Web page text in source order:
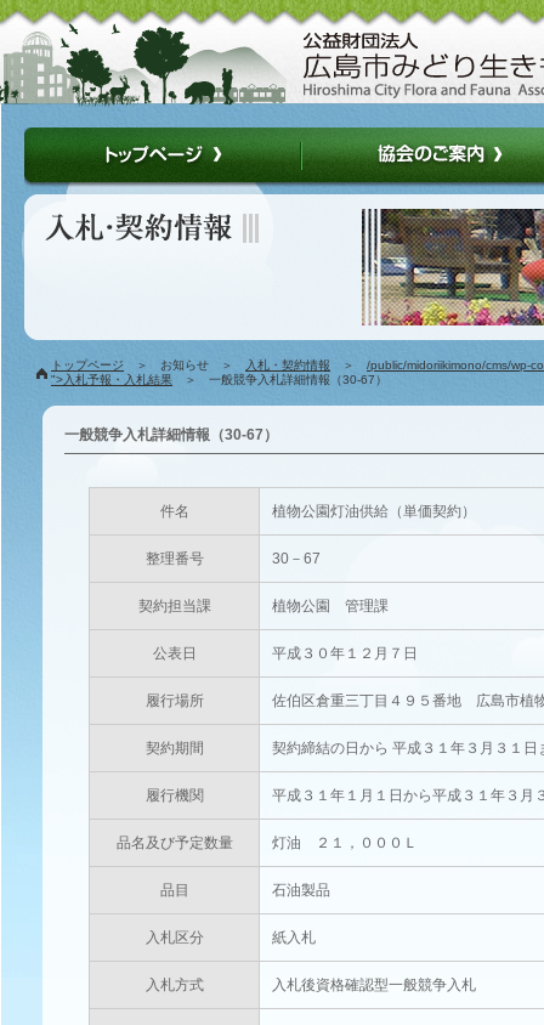
トップページ ＞ お知らせ ＞ 入札・契約情報 ＞ /public/midoriikimono/cms/wp-
">入札予報・入札結果 ＞ 一般競争入札詳細情報（30-67）
一般競争入札詳細情報（30-67）
件名 植物公園灯油供給（単価契約）
整理番号 30－67
契約担当課 植物公園 管理課
公表日 平成３０年１２月７日
履行場所 佐伯区倉重三丁目４９５番地 広島市植
契約期間 契約締結の日から 平成３１年３月３１日
履行機関 平成３１年１月１日から平成３１年
品名及び予定数量 灯油 ２１，０００Ｌ
品目 石油製品
入札区分 紙入札
入札方式 入札後資格確認型一般競争入札